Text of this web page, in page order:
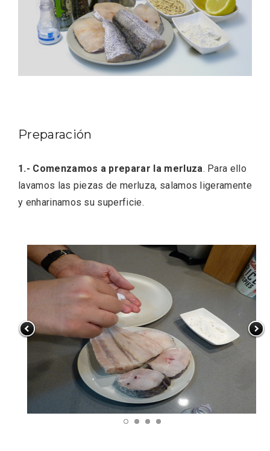
Preparación
1.- Comenzamos a preparar la merluza. Para ello
lavamos las piezas de merluza, salamos ligeramente
y enharinamos su superficie.
de Guadarrama en su vertiente
segoviana